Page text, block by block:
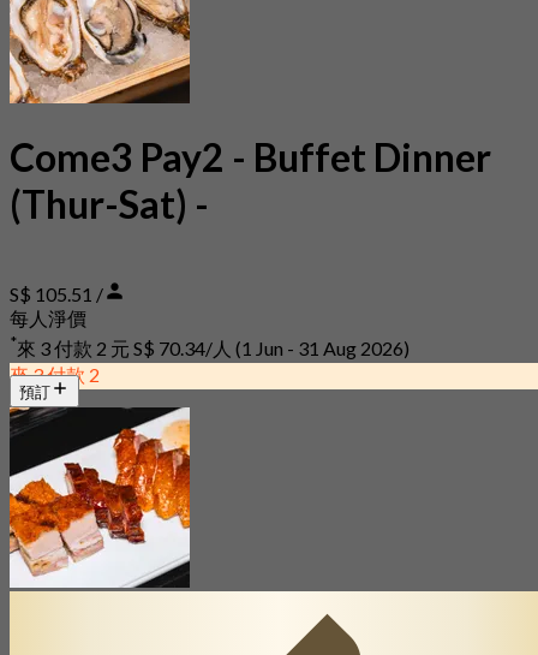
Come3 Pay2 - Buffet Dinner
(Thur-Sat) -
S$ 105.51 /
每人淨價
*來 3 付款 2 元 S$ 70.34/人 (1 Jun - 31 Aug 2026)
來 3 付款 2
預訂